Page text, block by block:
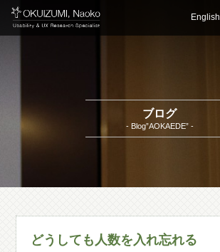
English
ブログ
- Blog”AOKAEDE” -
どうしても人数を入れ忘れる